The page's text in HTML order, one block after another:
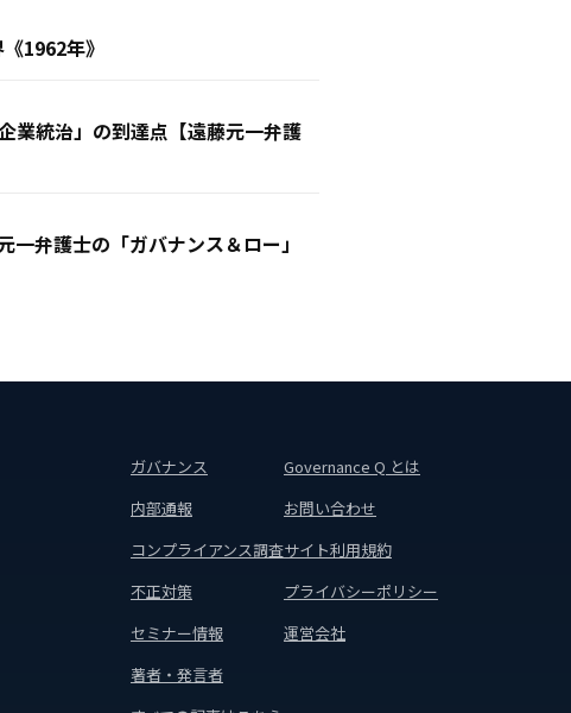
1962年》
業統治」の到達点【遠藤元一弁護
弁護士の「ガバナンス＆ロー」
ガバナンス
内部通報
コンプライアンス調査
不正対策
セミナー情報
著者・発言者
Governance Q とは
お問い合わせ
サイト利用規約
プライバシーポリシー
運営会社